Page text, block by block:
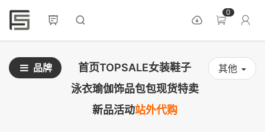
0
品牌 首页TOPSALE女装鞋子
泳衣瑜伽饰品包包现货特卖
新品活动站外代购
其他